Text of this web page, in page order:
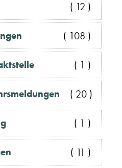
( 12 )
( 108 )
( 1 )
( 20 )
( 1 )
( 11 )